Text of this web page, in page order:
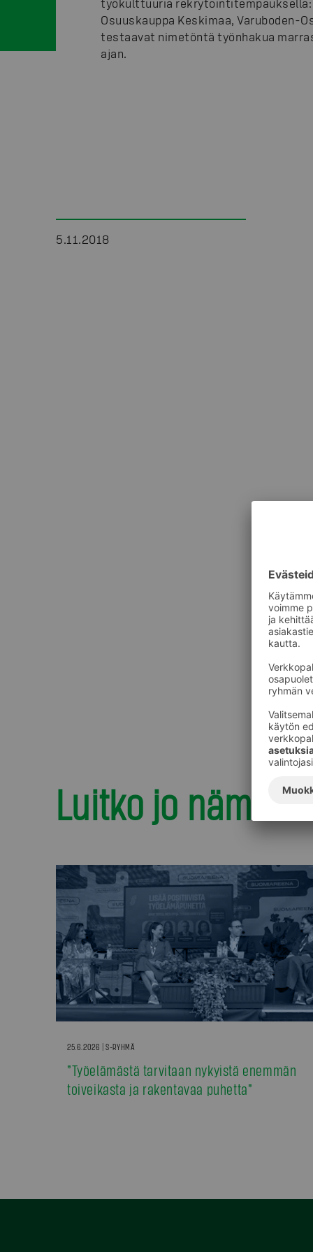
työkulttuuria rekrytointitempauksella:
Osuuskauppa Keskimaa, Varuboden-
testaavat nimetöntä työnhakua
ajan.
5.11.2018
Luitko jo nämä?
25.6.2026 | S-RYHMÄ
”Työelämästä tarvitaan nykyistä enemmän
toiveikasta ja rakentavaa puhetta”